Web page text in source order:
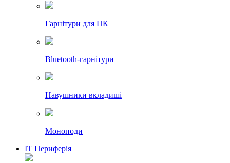
Гарнітури для ПК
Bluetooth-гарнітури
Навушники вкладиші
Моноподи
IT Периферія